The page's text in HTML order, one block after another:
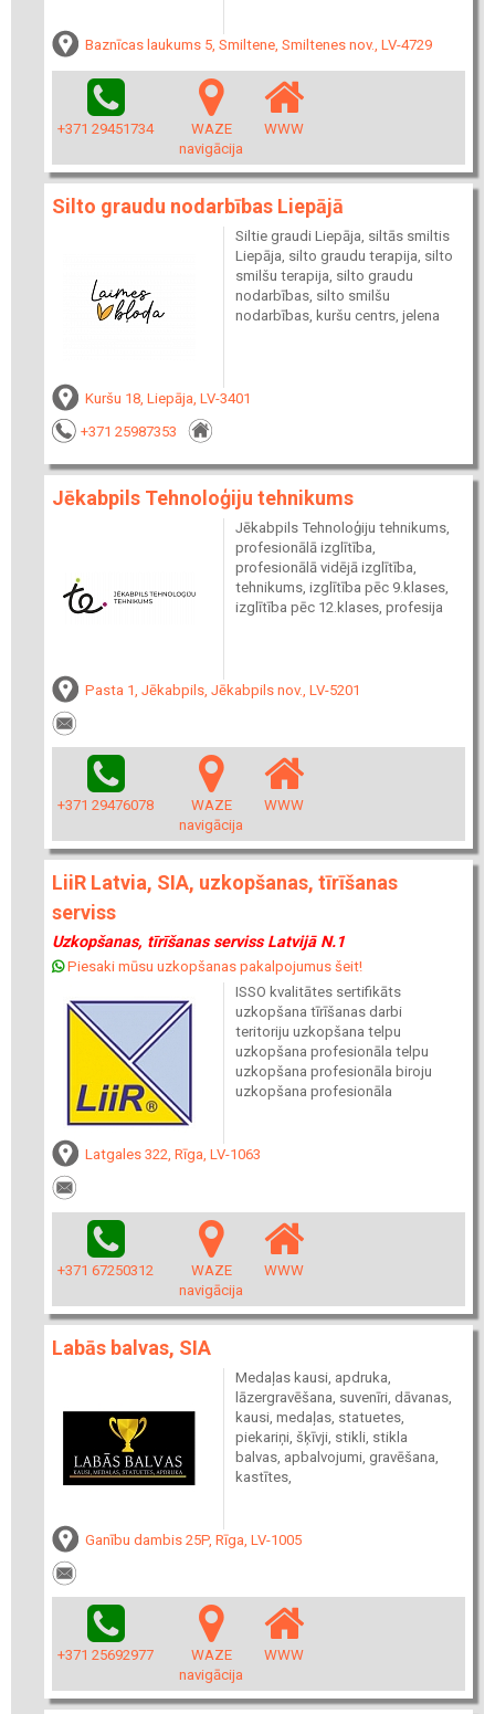
Baznīcas laukums 5, Smiltene, Smiltenes nov., LV-4729
+371 29451734
WAZE
navigācija
WWW
Silto graudu nodarbības Liepājā
Siltie graudi Liepāja, siltās smiltis
Liepāja, silto graudu terapija, silto
smilšu terapija, silto graudu
nodarbības, silto smilšu
nodarbības, kuršu centrs, jelena
Kuršu 18, Liepāja, LV-3401
+371 25987353
Jēkabpils Tehnoloģiju tehnikums
Jēkabpils Tehnoloģiju tehnikums,
profesionālā izglītība,
profesionālā vidējā izglītība,
tehnikums, izglītība pēc 9.klases,
izglītība pēc 12.klases, profesija
Pasta 1, Jēkabpils, Jēkabpils nov., LV-5201
+371 29476078
WAZE
navigācija
WWW
LiiR Latvia, SIA, uzkopšanas, tīrīšanas
serviss
Uzkopšanas, tīrīšanas serviss Latvijā N.1
Piesaki mūsu uzkopšanas pakalpojumus šeit!
ISSO kvalitātes sertifikāts
uzkopšana tīrīšanas darbi
teritoriju uzkopšana telpu
uzkopšana profesionāla telpu
uzkopšana profesionāla biroju
uzkopšana profesionāla
Latgales 322, Rīga, LV-1063
+371 67250312
WAZE
navigācija
WWW
Labās balvas, SIA
Medaļas kausi, apdruka,
lāzergravēšana, suvenīri, dāvanas,
kausi, medaļas, statuetes,
piekariņi, šķīvji, stikli, stikla
balvas, apbalvojumi, gravēšana,
kastītes,
Ganību dambis 25P, Rīga, LV-1005
+371 25692977
WAZE
navigācija
WWW